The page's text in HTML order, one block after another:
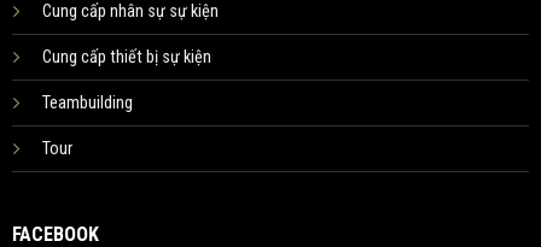
Cung cấp nhân sự sự kiện
Cung cấp thiết bị sự kiện
Teambuilding
Tour
FACEBOOK